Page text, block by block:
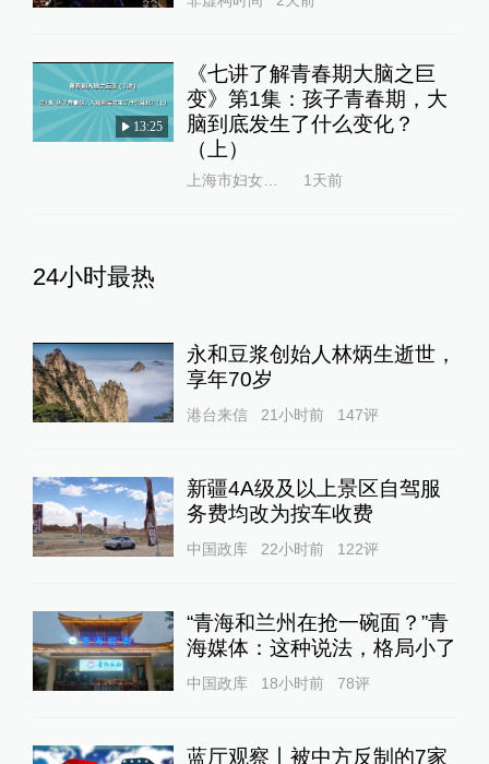
13:25
《七讲了解青春期大脑之巨
变》第1集：孩子青春期，大
脑到底发生了什么变化？
（上）
上海市妇女干部学校 1天前
24小时最热
永和豆浆创始人林炳生逝世，
享年70岁
港台来信 21小时前 147评
新疆4A级及以上景区自驾服
务费均改为按车收费
中国政库 22小时前 122评
“青海和兰州在抢一碗面？”青
海媒体：这种说法，格局小了
中国政库 18小时前 78评
蓝厅观察丨被中方反制的7家